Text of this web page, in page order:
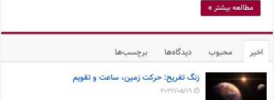
مطالعه بیشتر »
اخیر محبوب دیدگاه‌ها برچسب‌ها
زنگ تفریح: حرکت زمین، ساعت و تقویم
2022/05/19